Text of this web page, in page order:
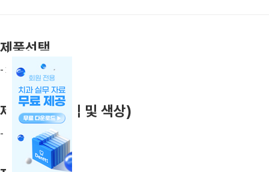
제품선택
- XS, S, M 중 선택
제품구성(규격 및 색상)
- pkg/100EA x 10통